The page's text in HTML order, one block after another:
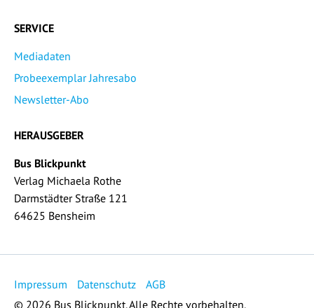
SERVICE
Mediadaten
Probeexemplar Jahresabo
Newsletter-Abo
HERAUSGEBER
Bus Blickpunkt
Verlag Michaela Rothe
Darmstädter Straße 121
64625 Bensheim
Impressum Datenschutz
AGB
© 2026 Bus Blickpunkt. Alle Rechte vorbehalten.